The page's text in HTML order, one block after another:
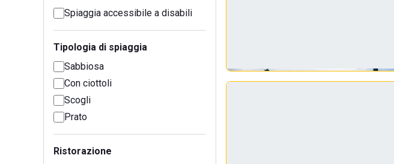
Spiaggia accessibile a disabili
Tipologia di spiaggia
Sabbiosa
Con ciottoli
Scogli
Prato
Ristorazione